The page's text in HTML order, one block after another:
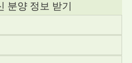
분양 정보 받기